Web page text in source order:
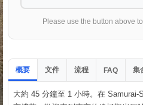
Please use the button above
概要 文件 流程 FAQ 集
大約 45 分鐘至 1 小時。在 Samurai-